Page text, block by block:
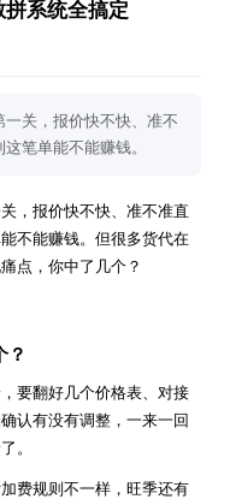
系统全搞定
关，报价快不快、准不
笔单能不能赚钱。
，报价快不快、准不准直
不能赚钱。但很多货代在
点，你中了几个？
？
要翻好几个价格表、对接
认有没有调整，一来一回
。
费规则不一样，旺季还有